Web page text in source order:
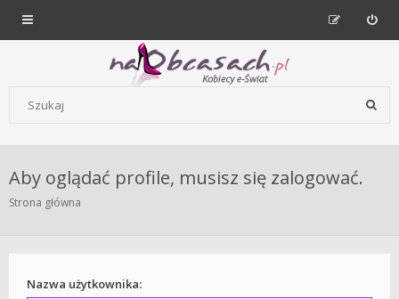
Forum dla kobiet | NaObcasach.pl
Aby oglądać profile, musisz się zalogować.
Strona główna
Nazwa użytkownika: